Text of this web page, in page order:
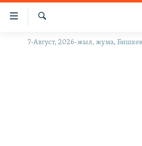
Линктер
Мазмунга
Навигацияга
ЖАҢЫЛЫКТАР
Издөө
7-Август, 2026-жыл, жума,